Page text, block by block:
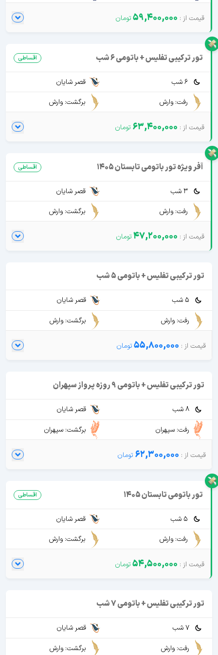
59,400,000
تور ترکیبی تفلیس + باتومی 6 شب اقساطی
6 شب
قصر شایان
رفت: وارش
برگشت: وارش
63,400,000
آفر ویژه تور باتومی تابستان 1405 اقساطی
3 شب
قصر شایان
رفت: وارش
برگشت: وارش
47,200,000
تور ترکیبی تفلیس + باتومی 5 شب
5 شب
قصر شایان
رفت: وارش
برگشت: وارش
55,800,000
تور ترکیبی تفلیس + باتومی 9 روزه پرواز سپهران
8 شب
قصر شایان
رفت: سپهران
برگشت: سپهران
62,300,000
تور باتومی تابستان 1405 اقساطی
5 شب
قصر شایان
رفت: وارش
برگشت: وارش
54,500,000
تور ترکیبی تفلیس + باتومی 7 شب
7 شب
قصر شایان
رفت: وارش
برگشت: وارش